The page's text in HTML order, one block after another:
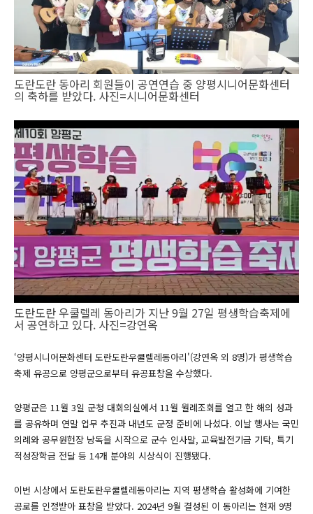
도란도란 동아리 회원들이 공연연습 중 양평시니어문화센터
의 축하를 받았다. 사진=시니어문화센터
도란도란 우쿨렐레 동아리가 지난 9월 27일 평생학습축제에
서 공연하고 있다. 사진=강연옥
‘양평시니어문화센터 도란도란우쿨렐레동아리'(강연옥 외 8명)가 평생학습
축제 유공으로 양평군으로부터 유공표창을 수상했다.
양평군은 11월 3일 군청 대회의실에서 11월 월례조회를 열고 한 해의 성과
를 공유하며 연말 업무 추진과 내년도 군정 준비에 나섰다. 이날 행사는 국민
의례와 공무원헌장 낭독을 시작으로 군수 인사말, 교육발전기금 기탁, 특기
적성장학금 전달 등 14개 분야의 시상식이 진행됐다.
이번 시상에서 도란도란우쿨렐레동아리는 지역 평생학습 활성화에 기여한
공로를 인정받아 표창을 받았다. 2024년 9월 결성된 이 동아리는 현재 9명